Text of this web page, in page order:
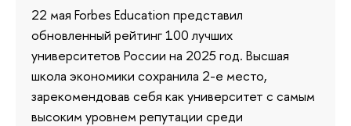
22 мая Forbes Education представил
обновленный рейтинг 100 лучших
университетов России на 2025 год. Высшая
школа экономики сохранила 2-е место,
зарекомендовав себя как университет с самым
высоким уровнем репутации среди